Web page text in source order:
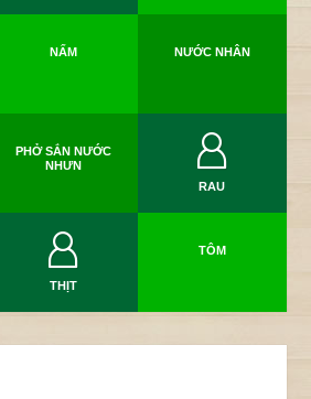
NẤM NƯỚC NHÂN
PHỞ SẮN NƯỚC
NHƯN
RAU
THỊT
TÔM